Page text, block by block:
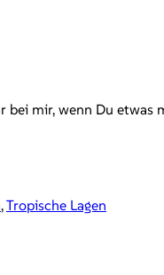
bei mir, wenn Du etwas
,Tropische Lagen